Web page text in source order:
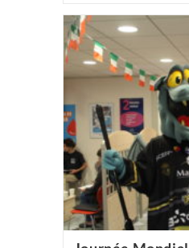
France
1ère